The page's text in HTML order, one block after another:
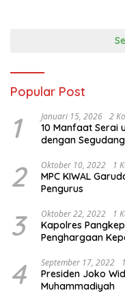
Popular Post
1 Januari 15, 2026 2
10 Manfaat Serai
dengan
2 Oktober 10, 2022 1
MPC KIWAL
Pengurus
3 Oktober 22, 2022 1
Kapolres
Penghargaan
4 September 17, 2022
Presiden Joko
Muhammadiyah